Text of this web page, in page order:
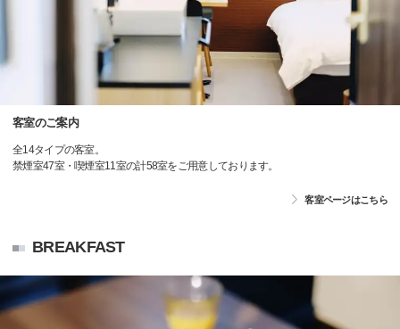
客室のご案内
全14タイプの客室。
禁煙室47室・喫煙室11室の計58室をご用意しております。
客室ページはこちら
BREAKFAST